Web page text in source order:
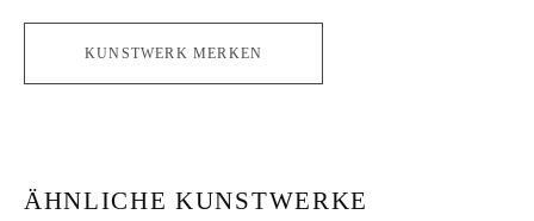
KUNSTWERK MERKEN
ÄHNLICHE KUNSTWERKE